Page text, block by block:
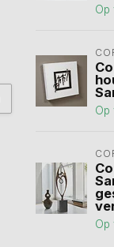
Op
Op
Op